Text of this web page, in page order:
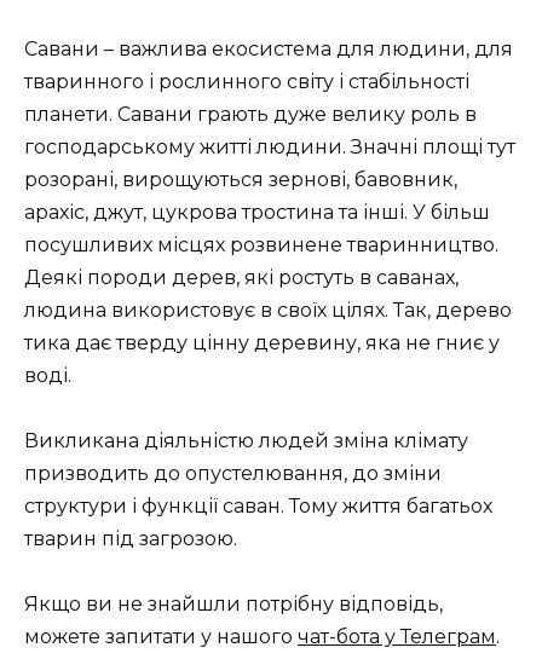
Савани – важлива екосистема для людини, для
тваринного і рослинного світу і стабільності
планети. Савани грають дуже велику роль в
господарському житті людини. Значні площі тут
розорані, вирощуються зернові, бавовник,
арахіс, джут, цукрова тростина та інші. У більш
посушливих місцях розвинене тваринництво.
Деякі породи дерев, які ростуть в саванах,
людина використовує в своїх цілях. Так, дерево
тика дає тверду цінну деревину, яка не гниє у
воді.
Викликана діяльністю людей зміна клімату
призводить до опустелювання, до зміни
структури і функції саван. Тому життя багатьох
тварин під загрозою.
Якщо ви не знайшли потрібну відповідь,
можете запитати у нашого чат-бота у Телеграм.